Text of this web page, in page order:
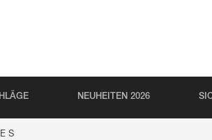
NEUHEITEN 2026
S